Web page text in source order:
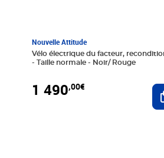
Nouvelle Attitude
Vélo électrique du facteur,
- Taille normale - Noir/ Rouge
1 490,00€